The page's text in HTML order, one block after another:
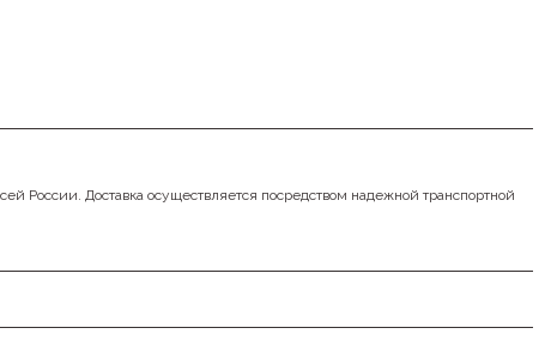
России. Доставка осуществляется посредством надежной транспортной